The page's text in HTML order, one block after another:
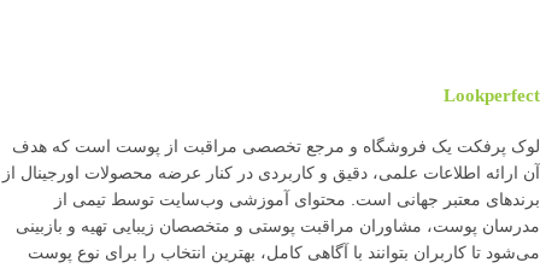
Lookperfect
لوک پرفکت یک فروشگاه و مرجع تخصصی مراقبت از پوست است که هدف
آن ارائه اطلاعات علمی، دقیق و کاربردی در کنار عرضه محصولات اورجینال از
برندهای معتبر جهانی است. محتوای آموزشی وب‌سایت توسط تیمی از
مدرسان پوست، مشاوران مراقبت پوستی و متخصصان زیبایی تهیه و بازبینی
می‌شود تا کاربران بتوانند با آگاهی کامل، بهترین انتخاب را برای نوع پوست